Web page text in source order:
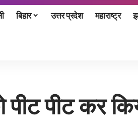
बिहार उत्तर प्रदेश महाराष्ट्र
पीट कर